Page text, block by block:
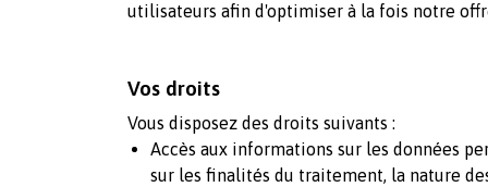
utilisateurs afin d'optimiser à la fois notre
Vos droits
Vous disposez des droits suivants :
Accès aux informations sur les données
sur les finalités du traitement, la nature